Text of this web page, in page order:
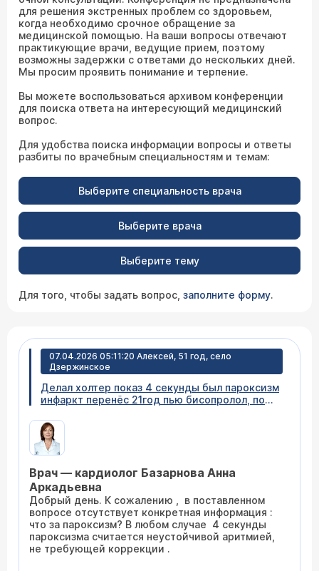
для решения экстренных проблем со здоровьем,
когда необходимо срочное обращение за
медицинской помощью. На ваши вопросы отвечают
практикующие врачи, ведущие прием, поэтому
возможны задержки с ответами до нескольких дней.
Мы просим проявить понимание и терпение.
Вы можете воспользоваться архивом конференции
для поиска ответа на интересующий медицинский
вопрос.
Для удобства поиска информации вопросы и ответы
разбиты по врачебным специальностям и темам:
Выберите специальность врача
Выберите врача
Выберите тему
Для того, чтобы задать вопрос, заполните форму.
07.04.2026 05:11:20 Алексей, 51 год, село
Дзержинское
Делал холтер показ 4 секунды был пароксизм
инфаркт перенёс 21год пью бисопролол, по
сердце просто как будто заявили его, это
время сидел в кресле был у кардиолога надо
ехать во Владивосток в край, запись после 20
Врач — кардиолог Базарнова Анна
Аркадьевна
Добрый день. К сожалению , в поставленном
вопросе отсутствует конкретная информация :
что за пароксизм? В любом случае 4 секунды
пароксизма считается неустойчивой аритмией,
не требующей коррекции .